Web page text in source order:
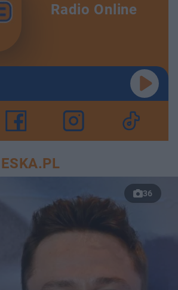
Radio Online
36